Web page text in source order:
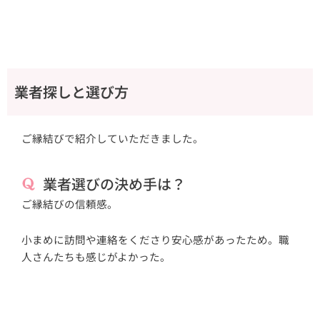
業者探しと選び方
ご縁結びで紹介していただきました。
業者選びの決め手は？
ご縁結びの信頼感。
小まめに訪問や連絡をくださり安心感があったため。職
人さんたちも感じがよかった。